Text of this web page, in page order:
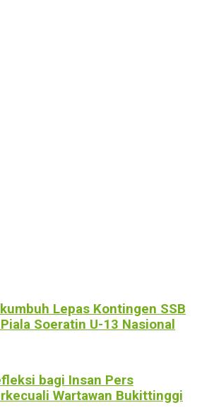
Lepas Kontingen SSB
Soeratin U-13 Nasional
bagi Insan Pers
Wartawan Bukittinggi